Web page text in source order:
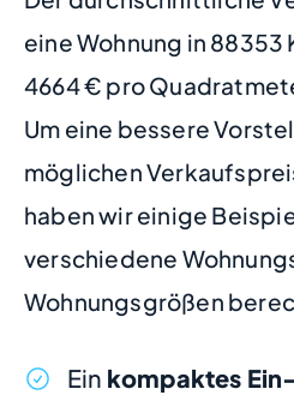
eine Wohnung in
4664 € pro
Um eine bessere
möglichen
haben wir einige
verschiedene
Wohnungsgrößen
Ein kompaktes